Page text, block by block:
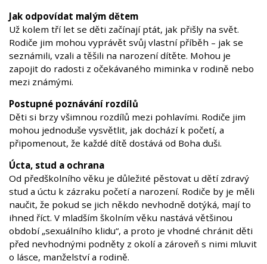
Jak odpovídat malým dětem
Už kolem tří let se děti začínají ptát, jak přišly na svět.
Rodiče jim mohou vyprávět svůj vlastní příběh – jak se
seznámili, vzali a těšili na narození dítěte. Mohou je
zapojit do radosti z očekávaného miminka v rodině nebo
mezi známými.
Postupné poznávání rozdílů
Děti si brzy všimnou rozdílů mezi pohlavími. Rodiče jim
mohou jednoduše vysvětlit, jak dochází k početí, a
připomenout, že každé dítě dostává od Boha duši.
Úcta, stud a ochrana
Od předškolního věku je důležité pěstovat u dětí zdravý
stud a úctu k zázraku početí a narození. Rodiče by je měli
naučit, že pokud se jich někdo nevhodně dotýká, mají to
ihned říct. V mladším školním věku nastává většinou
období „sexuálního klidu“, a proto je vhodné chránit děti
před nevhodnými podněty z okolí a zároveň s nimi mluvit
o lásce, manželství a rodině.